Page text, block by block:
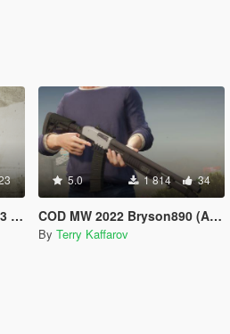
5.0 1 814 34
COD MW 2022 Bryson890 (ANIMATED)
By Terry Kaffarov